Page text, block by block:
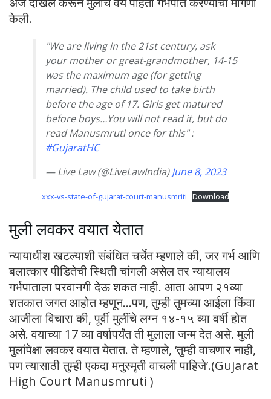
केली.
"We are living in the 21st century, ask
your mother or great-grandmother, 14-15
was the maximum age (for getting
married). The child used to take birth
before the age of 17. Girls get matured
before boys…You will not read it, but do
read Manusmruti once for this" :
#GujaratHC
— Live Law (@LiveLawIndia)June 8, 2023
xxx-vs-state-of-gujarat-court-manusmriti Download
मुली लवकर वयात येतात
न्यायाधीश खटल्याशी संबंधित चर्चेत म्हणाले की, जर गर्भ आणि
बलात्कार पीडितेची स्थिती चांगली असेल तर न्यायालय
गर्भपाताला परवानगी देऊ शकत नाही. आता आपण २१व्या
शतकात जगत आहोत म्हणून…पण, तुम्ही तुमच्या आईला किंवा
आजीला विचारा की, पूर्वी मुलींचे लग्न १४-१५ व्या वर्षी होत
असे. वयाच्या 17 व्या वर्षापर्यंत ती मुलाला जन्म देत असे. मुली
मुलांपेक्षा लवकर वयात येतात. ते म्हणाले, ‘तुम्ही वाचणार नाही,
पण त्यासाठी तुम्ही एकदा मनुस्मृती वाचली पाहिजे’.(Gujarat
High Court Manusmruti )